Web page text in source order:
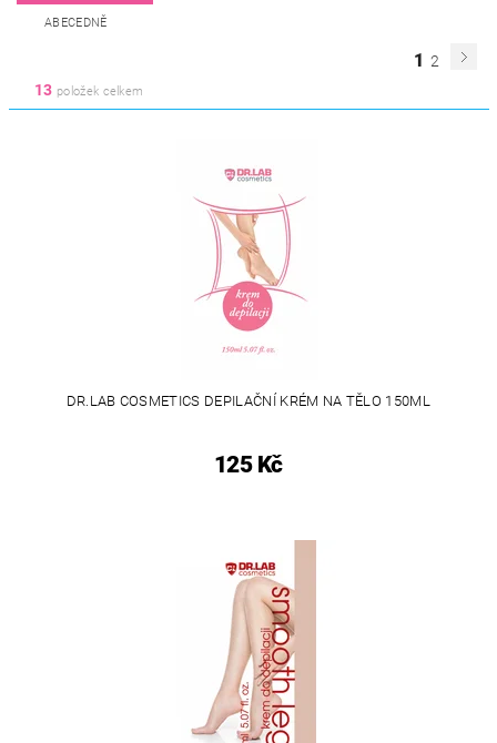
ABECEDNĚ
1 2
13 položek celkem
DR.LAB COSMETICS DEPILAČNÍ KRÉM NA TĚLO 150ML
125 Kč